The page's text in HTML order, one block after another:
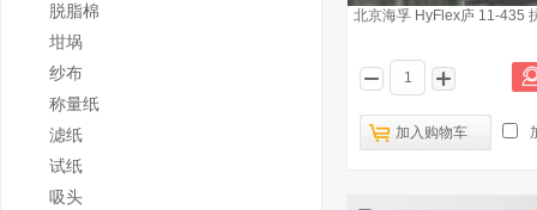
脱脂棉
坩埚
纱布
称量纸
滤纸
试纸
吸头
北京海孚 HyFlex庐 11-435
加入购物车